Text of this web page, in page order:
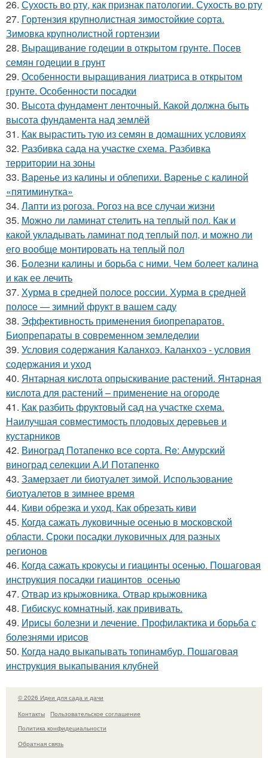
26. Сухость во рту, как признак патологии. Сухость во рту
27. Гортензия крупнолистная зимостойкие сорта.
Зимовка крупнолистной гортензии
28. Выращивание годеции в открытом грунте. Посев
семян годеции в грунт
29. Особенности выращивания лиатриса в открытом
грунте. Особенности посадки
30. Высота фундамент ленточный. Какой должна быть
высота фундамента над землёй
31. Как вырастить тую из семян в домашних условиях
32. Разбивка сада на участке схема. Разбивка
территории на зоны
33. Варенье из калины и облепихи. Варенье с калиной
«пятиминутка»
34. Лапти из рогоза. Рогоз на все случаи жизни
35. Можно ли ламинат стелить на теплый пол. Как и
какой укладывать ламинат под теплый пол, и можно ли
его вообще монтировать на теплый пол
36. Болезни калины и борьба с ними. Чем болеет калина
и как ее лечить
37. Хурма в средней полосе россии. Хурма в средней
полосе — зимний фрукт в вашем саду
38. Эффективность применения биопрепаратов.
Биопрепараты в современном земледелии
39. Условия содержания Каланхоэ. Каланхоэ - условия
содержания и уход
40. Янтарная кислота опрыскивание растений. Янтарная
кислота для растений – применение на огороде
41. Как разбить фруктовый сад на участке схема.
Наилучшая совместимость плодовых деревьев и
кустарников
42. Виноград Потапенко все сорта. Re: Амурский
виноград селекции А.И Потапенко
43. Замерзает ли биотуалет зимой. Использование
биотуалетов в зимнее время
44. Киви обрезка и уход. Как обрезать киви
45. Когда сажать луковичные осенью в московской
области. Сроки посадки луковичных для разных
регионов
46. Когда сажать крокусы и гиацинты осенью. Пошаговая
инструкция посадки гиацинтов осенью
47. Отвар из крыжовника. Отвар крыжовника
48. Гибискус комнатный, как прививать.
49. Ирисы болезни и лечение. Профилактика и борьба с
болезнями ирисов
50. Когда надо выкапывать топинамбур. Пошаговая
инструкция выкапывания клубней
© 2026 Идеи для сада и дачи
Контакты
Пользовательское соглашение
Политика конфидециальности
Обратная связь